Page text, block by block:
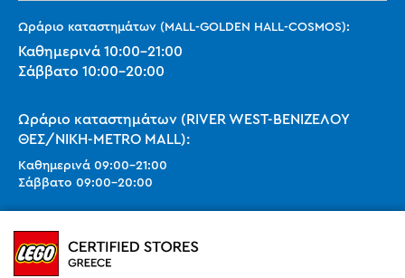
Ωράριο καταστημάτων (MALL-GOLDEN HALL-COSMOS):
Καθημερινά 10:00-21:00
Σάββατο 10:00-20:00
Ωράριο καταστημάτων (RIVER WEST-ΒΕΝΙΖΕΛΟΥ
ΘΕΣ/ΝΙΚΗ-METRO MALL):
Καθημερινά 09:00-21:00
Σάββατο 09:00-20:00
Ωράριο καταστημάτων (SMART PARK):
Καθημερινά10:00-21:00
Σάββατο09:00